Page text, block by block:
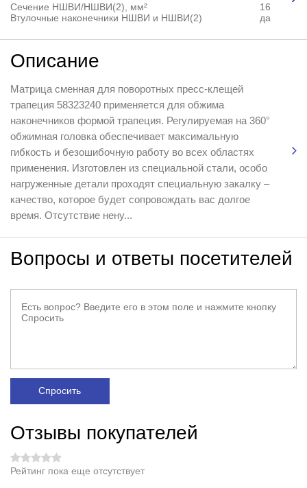
Сечение НШВИ/НШВИ(2), мм²
16
Втулочные наконечники НШВИ и НШВИ(2)
да
Описание
Матрица сменная для поворотных пресс-клещей
трапеция 58323240 применяется для обжима
наконечников формой трапеция. Регулируемая на 360°
обжимная головка обеспечивает максимальную
гибкость и безошибочную работу во всех областях
применения. Изготовлен из специальной стали, особо
нагруженные детали проходят специальную закалку –
качество, которое будет сопровождать вас долгое
время. Отсутствие нену...
Вопросы и ответы посетителей
Спросить
Отзывы покупателей
Рейтинг пока еще отсутствует